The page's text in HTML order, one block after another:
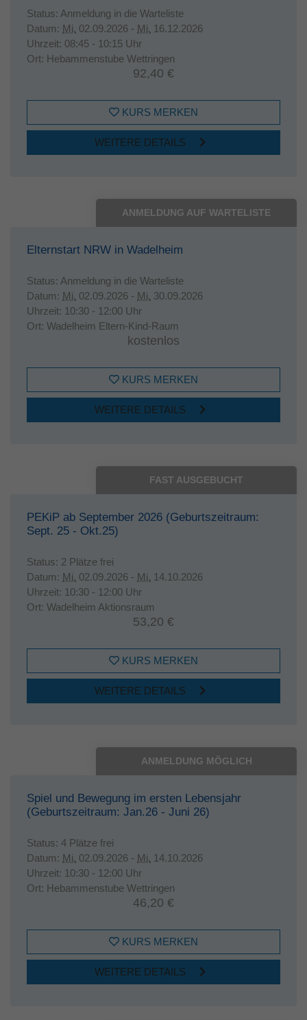
Status: Anmeldung in die Warteliste
Datum: Mi. 02.09.2026 - Mi. 16.12.2026
Uhrzeit: 08:45 - 10:15 Uhr
Ort: Hebammenstube Wettringen
92,40 €
KURS MERKEN
WEITERE DETAILS
ANMELDUNG AUF WARTELISTE
Elternstart NRW in Wadelheim
Status: Anmeldung in die Warteliste
Datum: Mi. 02.09.2026 - Mi. 30.09.2026
Uhrzeit: 10:30 - 12:00 Uhr
Ort: Wadelheim Eltern-Kind-Raum
kostenlos
KURS MERKEN
WEITERE DETAILS
FAST AUSGEBUCHT
PEKiP ab September 2026 (Geburtszeitraum:
Sept. 25 - Okt.25)
Status: 2 Plätze frei
Datum: Mi. 02.09.2026 - Mi. 14.10.2026
Uhrzeit: 10:30 - 12:00 Uhr
Ort: Wadelheim Aktionsraum
53,20 €
KURS MERKEN
WEITERE DETAILS
ANMELDUNG MÖGLICH
Spiel und Bewegung im ersten Lebensjahr
(Geburtszeitraum: Jan.26 - Juni 26)
Status: 4 Plätze frei
Datum: Mi. 02.09.2026 - Mi. 14.10.2026
Uhrzeit: 10:30 - 12:00 Uhr
Ort: Hebammenstube Wettringen
46,20 €
KURS MERKEN
WEITERE DETAILS